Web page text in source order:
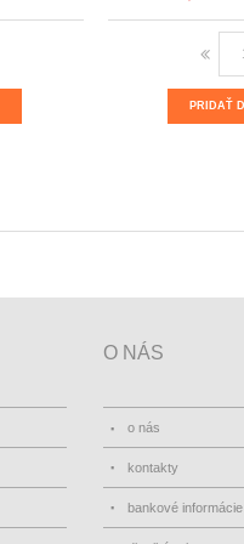
PRIDAŤ
O NÁS
o nás
kontakty
bankové informácie